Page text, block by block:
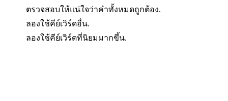
ตรวจสอบให้แน่ใจว่าคำทั้งหมดถูกต้อง.
ลองใช้คีย์เวิร์ดอื่น.
ลองใช้คีย์เวิร์ดที่นิยมมากขึ้น.